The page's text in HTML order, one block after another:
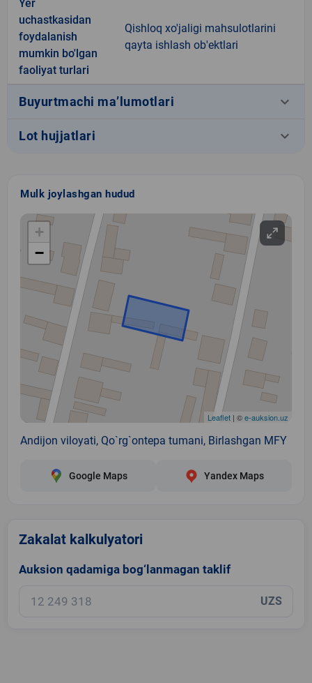
Yer
uchastkasidan
foydalanish
mumkin bo'lgan
faoliyat turlari
Qishloq xo'jaligi mahsulotlarini
qayta ishlash ob'ektlari
Buyurtmachi ma’lumotlari keyboard_arrow_down
Lot hujjatlari keyboard_arrow_down
Mulk joylashgan hudud
+
−
Leaflet | ©e-auksion.uz
Andijon viloyati, Qo`rg`ontepa tumani, Birlashgan MFY
Google Maps Yandex Maps
Zakalat kalkulyatori
Auksion qadamiga bog‘lanmagan taklif
UZS